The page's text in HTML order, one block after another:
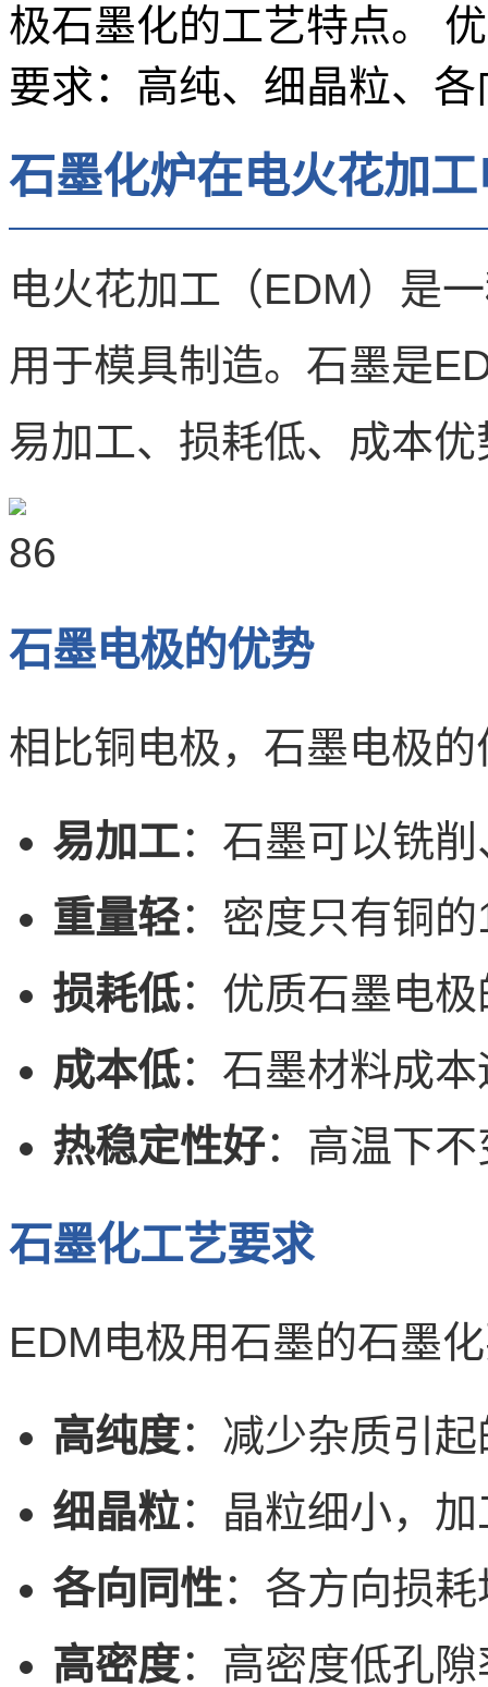
极石墨化的工艺特点。
要求：高纯、细晶粒、
石墨化炉在电火花加
电火花加工（EDM）是
用于模具制造。石墨是
易加工、损耗低、成本
石墨电极的优势
相比铜电极，石墨电极的
易加工：石墨可以铣
重量轻：密度只有铜
损耗低：优质石墨电
成本低：石墨材料成
热稳定性好：高温下不
石墨化工艺要求
EDM电极用石墨的石墨
高纯度：减少杂质引
细晶粒：晶粒细小，
各向同性：各方向损
高密度：高密度低孔